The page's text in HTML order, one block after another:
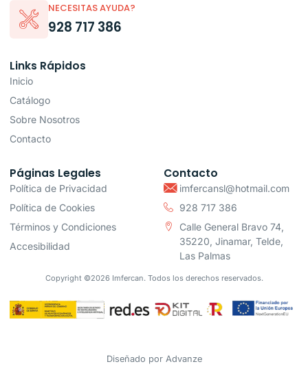
NECESITAS AYUDA?
928 717 386
Links Rápidos
Inicio
Catálogo
Sobre Nosotros
Contacto
Páginas Legales
Política de Privacidad
Política de Cookies
Términos y Condiciones
Accesibilidad
Contacto
imfercansl@hotmail.com
928 717 386
Calle General Bravo 74,
35220, Jinamar, Telde,
Las Palmas
Copyright ©2026 Imfercan. Todos los derechos reservados.
Diseñado por Advanze